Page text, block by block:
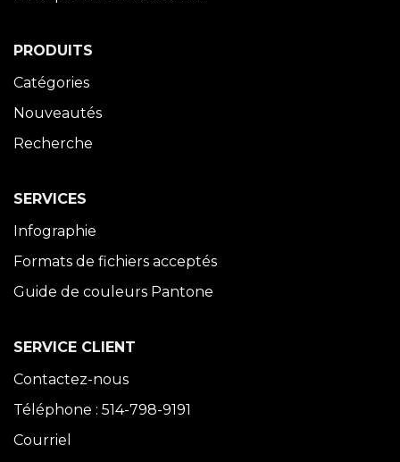
PRODUITS
Catégories
Nouveautés
Recherche
SERVICES
Infographie
Formats de fichiers acceptés
Guide de couleurs Pantone
SERVICE CLIENT
Contactez-nous
Téléphone : 514-798-9191
Courriel